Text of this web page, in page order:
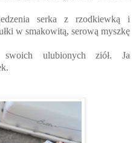
serka z rzodkiewką i
w smakowitą, serową myszkę
ulubionych ziół. Ja